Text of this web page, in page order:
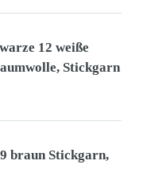
12 weiße
Stickgarn
braun Stickgarn,